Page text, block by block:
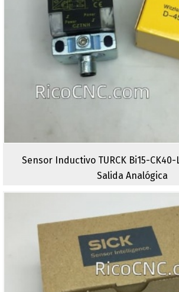
Sensor Inductivo TURCK Bi15-CK40-
Salida Analógica